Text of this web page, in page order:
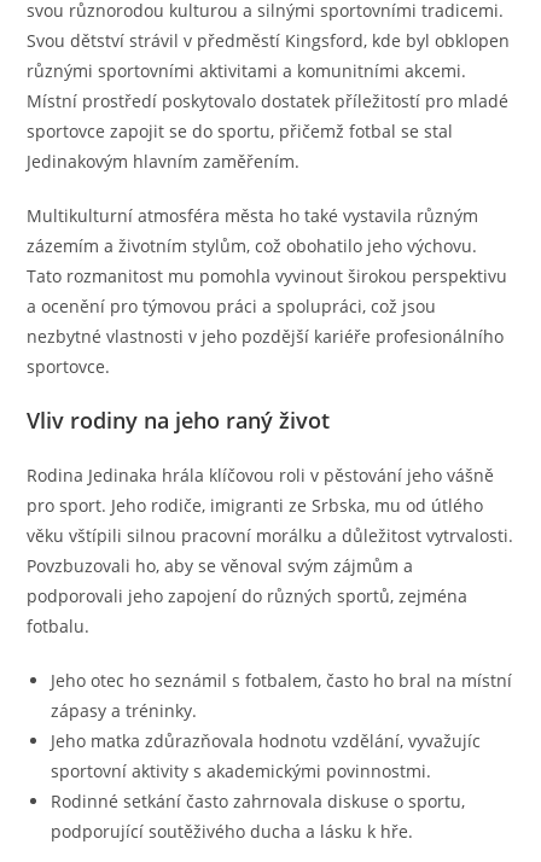
svou různorodou kulturou a silnými sportovními tradicemi.
Svou dětství strávil v předměstí Kingsford, kde byl obklopen
různými sportovními aktivitami a komunitními akcemi.
Místní prostředí poskytovalo dostatek příležitostí pro mladé
sportovce zapojit se do sportu, přičemž fotbal se stal
Jedinakovým hlavním zaměřením.
Multikulturní atmosféra města ho také vystavila různým
zázemím a životním stylům, což obohatilo jeho výchovu.
Tato rozmanitost mu pomohla vyvinout širokou perspektivu
a ocenění pro týmovou práci a spolupráci, což jsou
nezbytné vlastnosti v jeho pozdější kariéře profesionálního
sportovce.
Vliv rodiny na jeho raný život
Rodina Jedinaka hrála klíčovou roli v pěstování jeho vášně
pro sport. Jeho rodiče, imigranti ze Srbska, mu od útlého
věku vštípili silnou pracovní morálku a důležitost vytrvalosti.
Povzbuzovali ho, aby se věnoval svým zájmům a
podporovali jeho zapojení do různých sportů, zejména
fotbalu.
Jeho otec ho seznámil s fotbalem, často ho bral na místní
zápasy a tréninky.
Jeho matka zdůrazňovala hodnotu vzdělání, vyvažujíc
sportovní aktivity s akademickými povinnostmi.
Rodinné setkání často zahrnovala diskuse o sportu,
podporující soutěživého ducha a lásku k hře.